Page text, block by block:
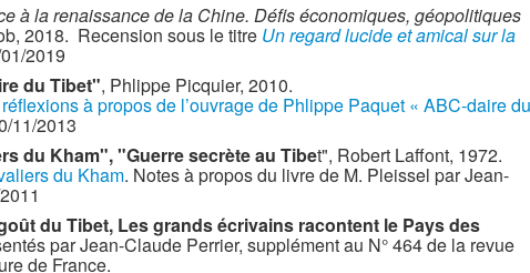
à la renaissance de la Chine. Défis économiques, géopolitiques
2018. Recension sous le titre Un regard lucide et amical sur la
2019
du Tibet", Phlippe Picquier, 2010.
à propos de l’ouvrage de Phlippe Paquet « ABC-daire du
11/2013
du Kham", "Guerre secrète au Tibet", Robert Laffont, 1972.
du Kham. Notes à propos du livre de M. Pleissel par Jean-
du Tibet, Les grands écrivains racontent le Pays des
par Jean-Claude Perrier, supplément au N° 464 de la revue
de France.